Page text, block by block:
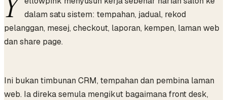
dalam satu sistem: tempahan, jadual, rekod
pelanggan, mesej, checkout, laporan, kempen, laman web
dan share page.
Ini bukan timbunan CRM, tempahan dan pembina laman
web. Ia direka semula mengikut bagaimana front desk,